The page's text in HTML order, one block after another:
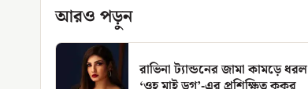
আরও পড়ুন
রাভিনা ট্যান্ডনের জামা কামড়ে ধরল